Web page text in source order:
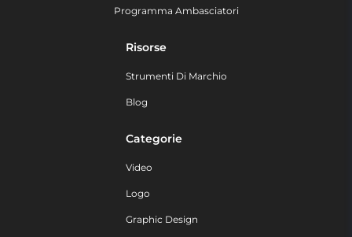
Programma Ambasciatori
Risorse
Strumenti Di Marchio
Blog
Categorie
Video
Logo
Graphic Design